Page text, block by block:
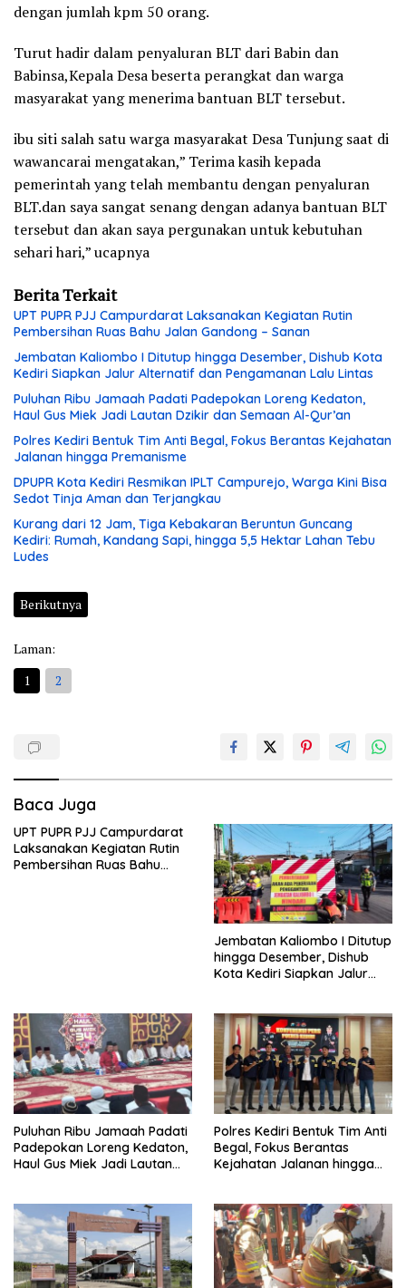
dengan jumlah kpm 50 orang.
Turut hadir dalam penyaluran BLT dari Babin dan
Babinsa,Kepala Desa beserta perangkat dan warga
masyarakat yang menerima bantuan BLT tersebut.
ibu siti salah satu warga masyarakat Desa Tunjung saat di
wawancarai mengatakan,” Terima kasih kepada
pemerintah yang telah membantu dengan penyaluran
BLT.dan saya sangat senang dengan adanya bantuan BLT
tersebut dan akan saya pergunakan untuk kebutuhan
sehari hari,” ucapnya
Berita Terkait
UPT PUPR PJJ Campurdarat Laksanakan Kegiatan Rutin
Pembersihan Ruas Bahu Jalan Gandong – Sanan
Jembatan Kaliombo I Ditutup hingga Desember, Dishub Kota
Kediri Siapkan Jalur Alternatif dan Pengamanan Lalu Lintas
Puluhan Ribu Jamaah Padati Padepokan Loreng Kedaton,
Haul Gus Miek Jadi Lautan Dzikir dan Semaan Al-Qur’an
Polres Kediri Bentuk Tim Anti Begal, Fokus Berantas Kejahatan
Jalanan hingga Premanisme
DPUPR Kota Kediri Resmikan IPLT Campurejo, Warga Kini Bisa
Sedot Tinja Aman dan Terjangkau
Kurang dari 12 Jam, Tiga Kebakaran Beruntun Guncang
Kediri: Rumah, Kandang Sapi, hingga 5,5 Hektar Lahan Tebu
Ludes
Berikutnya
Laman:
1
2
Baca Juga
UPT PUPR PJJ Campurdarat
Laksanakan Kegiatan Rutin
Pembersihan Ruas Bahu
Jembatan Kaliombo I Ditutup
hingga Desember, Dishub
Kota Kediri Siapkan Jalur
Puluhan Ribu Jamaah Padati
Padepokan Loreng Kedaton,
Haul Gus Miek Jadi Lautan
Polres Kediri Bentuk Tim Anti
Begal, Fokus Berantas
Kejahatan Jalanan hingga